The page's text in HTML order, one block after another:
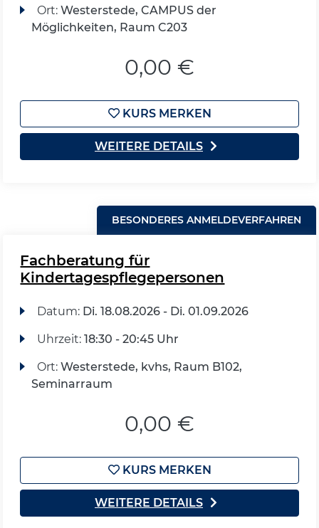
Ort: Westerstede, CAMPUS der
Möglichkeiten, Raum C203
0,00 €
KURS MERKEN
WEITERE DETAILS
BESONDERES ANMELDEVERFAHREN
Fachberatung für
Kindertagespflegepersonen
Datum: Di. 18.08.2026 - Di. 01.09.2026
Uhrzeit: 18:30 - 20:45 Uhr
Ort: Westerstede, kvhs, Raum B102,
Seminarraum
0,00 €
KURS MERKEN
WEITERE DETAILS